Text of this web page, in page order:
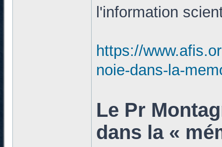
l'information
https://
noie-dans-la-
Le Pr
dans la «